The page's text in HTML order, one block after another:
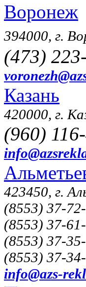
Воронеж
394000, г.
(473)
Казань
420000, г.
(960)
423450, г.
(8553) 37-
(8553) 37-
(8553) 37-
(8553) 37-
info@azs-